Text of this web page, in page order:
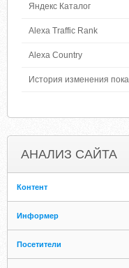
Яндекс Каталог
Alexa Traffic Rank
Alexa Country
История изменения
АНАЛИЗ САЙТА
Контент
Информер
Посетители